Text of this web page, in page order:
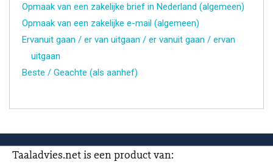
Opmaak van een zakelijke brief in Nederland (algemeen)
Opmaak van een zakelijke e-mail (algemeen)
Ervanuit gaan / er van uitgaan / er vanuit gaan / ervan
uitgaan
Beste / Geachte (als aanhef)
Taaladvies.net is een product van: